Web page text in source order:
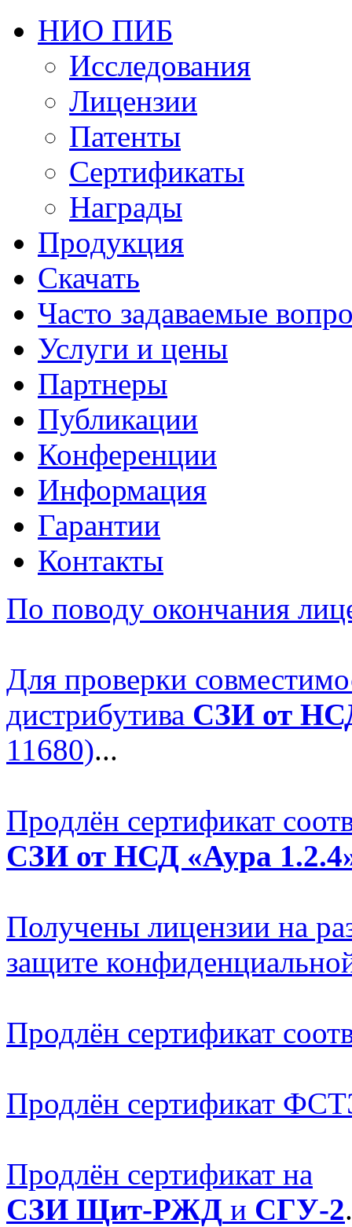
НИО ПИБ
Исследования
Лицензии
Патенты
Сертификаты
Награды
Продукция
Скачать
Часто задаваемые
Услуги и цены
Партнеры
Публикации
Конференции
Информация
Гарантии
Контакты
По поводу окончания
Для проверки
дистрибутива СЗИ от
11680)...
Продлён сертификат
СЗИ от НСД «Аура
Получены лицензии на
защите
Продлён сертификат
Продлён сертификат
Продлён сертификат на
СЗИ Щит-РЖД и СГУ-2